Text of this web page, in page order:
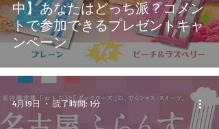
中】あなたはどっち派？コメン
トで参加できるプレゼントキャ
ンペーン
4月19日 読了時間: 1分